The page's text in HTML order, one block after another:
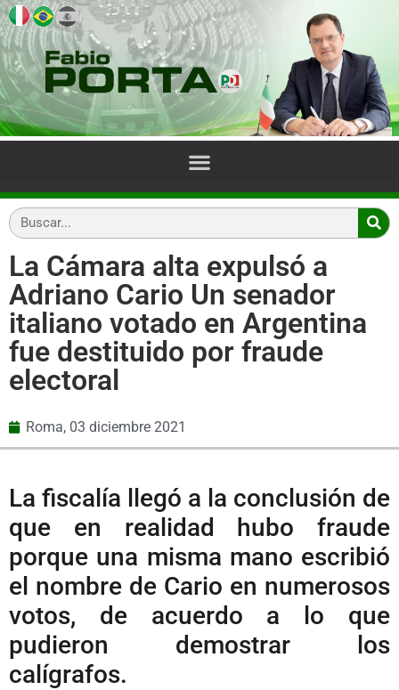
La Cámara alta expulsó a
Adriano Cario Un senador
italiano votado en Argentina
fue destituido por fraude
electoral
Roma, 03 diciembre 2021
La fiscalía llegó a la conclusión de
que en realidad hubo fraude
porque una misma mano escribió
el nombre de Cario en numerosos
votos, de acuerdo a lo que
pudieron demostrar los
calígrafos.